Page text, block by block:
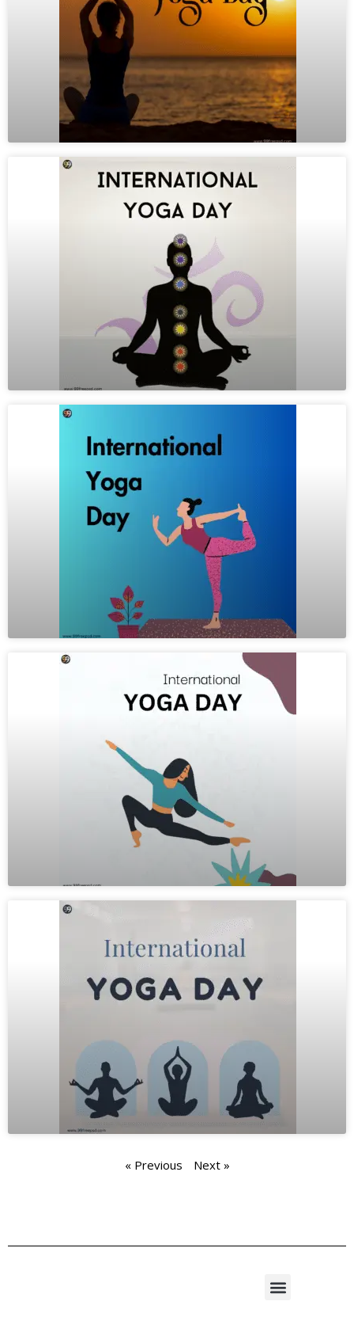
« Previous Next »